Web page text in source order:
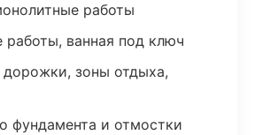
работы
работы, ванная под ключ
зоны отдыха,
фундамента и отмостки